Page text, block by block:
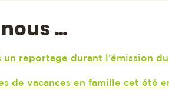
…
un reportage durant l’émission
de vacances en famille cet été